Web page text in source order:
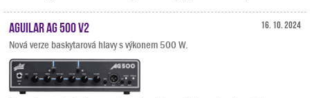
16. 10. 2024
Aguilar AG 500 V2
Nová verze baskytarová hlavy s výkonem 500 W.